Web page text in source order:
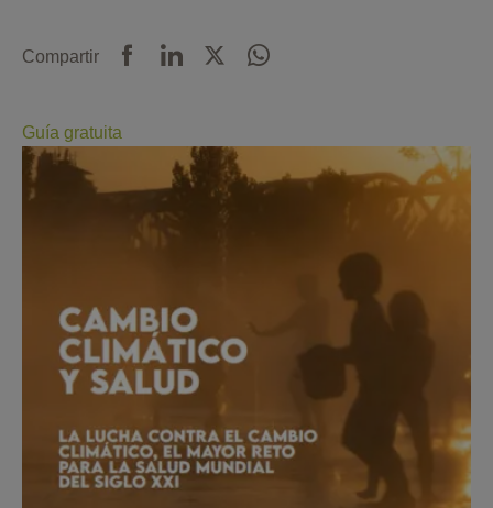
Compartir
Guía gratuita